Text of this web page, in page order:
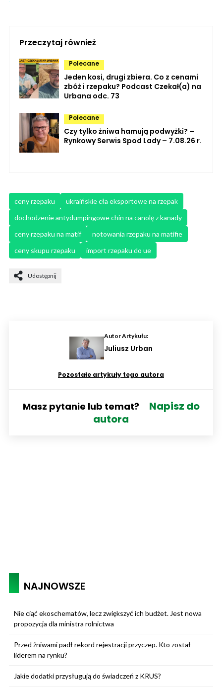
Przeczytaj również
Polecane
Jeden kosi, drugi zbiera. Co z cenami
zbóż i rzepaku? Podcast Czekał(a) na
Urbana odc. 73
Polecane
Czy tylko żniwa hamują podwyżki? –
Rynkowy Serwis Spod Lady – 7.08.26 r.
ceny rzepaku
ukraińskie cła eksportowe na rzepak
dochodzenie antydumpingowe chin na canolę z kanady
ceny rzepaku na matif
notowania rzepaku na matifie
ceny skupu rzepaku
import rzepaku do ue
Udostępnij
Autor Artykułu:
Juliusz Urban
Pozostałe artykuły tego autora
Masz pytanie lub temat?
Napisz do
autora
NAJNOWSZE
Nie ciąć ekoschematów, lecz zwiększyć ich budżet. Jest nowa
propozycja dla ministra rolnictwa
Przed żniwami padł rekord rejestracji przyczep. Kto został
liderem na rynku?
Jakie dodatki przysługują do świadczeń z KRUS?